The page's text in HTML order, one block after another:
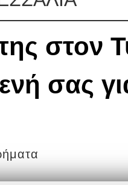
στον
σας